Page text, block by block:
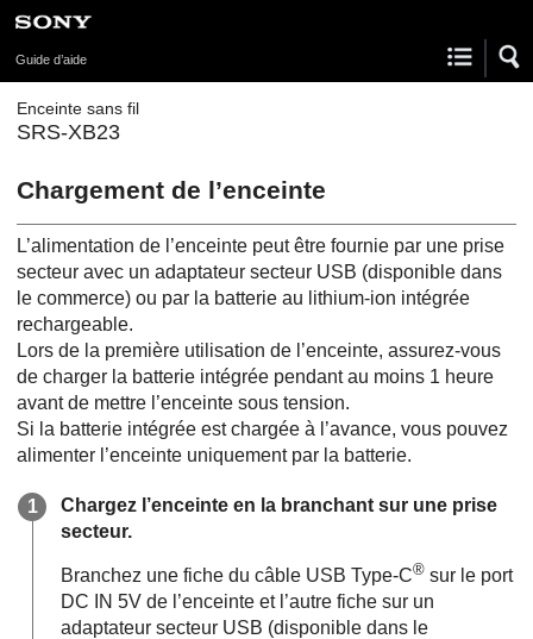
Guide d’aide
Enceinte sans fil
SRS-XB23
Chargement de l’enceinte
L’alimentation de l’enceinte peut être fournie par une prise
secteur avec un adaptateur secteur USB (disponible dans
le commerce) ou par la batterie au lithium-ion intégrée
rechargeable.
Lors de la première utilisation de l’enceinte, assurez-vous
de charger la batterie intégrée pendant au moins 1 heure
avant de mettre l’enceinte sous tension.
Si la batterie intégrée est chargée à l’avance, vous pouvez
alimenter l’enceinte uniquement par la batterie.
Chargez l’enceinte en la branchant sur une prise
secteur.
Branchez une fiche du câble USB Type-C® sur le port
DC IN 5V de l’enceinte et l’autre fiche sur un
adaptateur secteur USB (disponible dans le